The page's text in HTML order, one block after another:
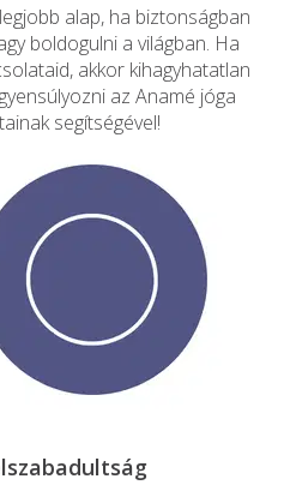
alap, ha biztonságban
boldogulni a világban. Ha
akkor kihagyhatatlan
az Anamé jóga
segítségével!